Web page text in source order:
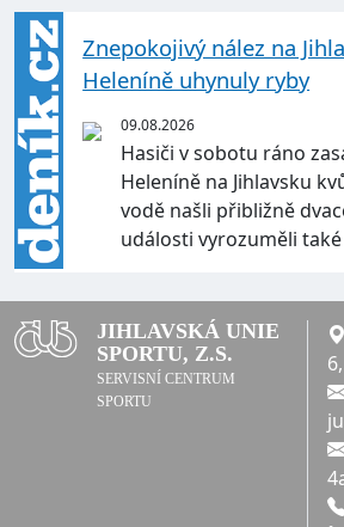
Znepokojivý nález na
Heleníně uhynuly ryby
09.08.2026
Hasiči v sobotu ráno
Heleníně na Jihlavsku
vodě našli přibližně
události vyrozuměli
JIHLAVSKÁ UNIE
SPORTU, Z.S.
SERVISNÍ CENTRUM
SPORTU